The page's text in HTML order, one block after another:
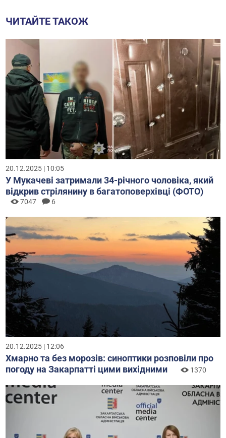
ЧИТАЙТЕ ТАКОЖ
20.12.2025 | 10:05
У Мукачеві затримали 34-річного чоловіка, який
відкрив стрілянину в багатоповерхівці (ФОТО)
7047 6
20.12.2025 | 12:06
Хмарно та без морозів: синоптики розповіли про
погоду на Закарпатті цими вихідними
1370